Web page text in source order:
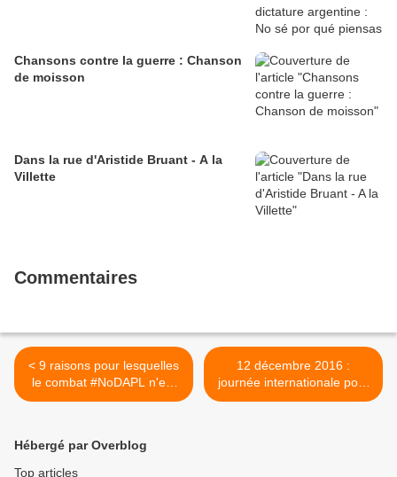
Chansons contre la guerre : Chanson
de moisson
Dans la rue d'Aristide Bruant - A la
Villette
Commentaires
< 9 raisons pour lesquelles
le combat #NoDAPL n'est
pas terminé
12 décembre 2016 :
journée internationale pour
la libération des prisonniers
Hébergé par Overblog
Top articles